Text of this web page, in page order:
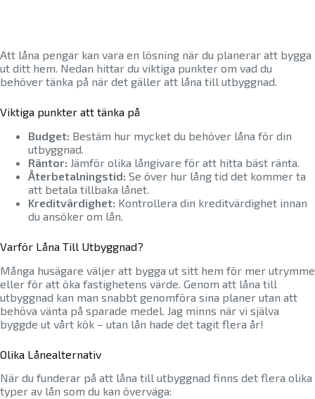
Att låna pengar kan vara en lösning när du planerar att bygga
ut ditt hem. Nedan hittar du viktiga punkter om vad du
behöver tänka på när det gäller att låna till utbyggnad.
Viktiga punkter att tänka på
Budget: Bestäm hur mycket du behöver låna för din
utbyggnad.
Räntor: Jämför olika långivare för att hitta bäst ränta.
Återbetalningstid: Se över hur lång tid det kommer ta
att betala tillbaka lånet.
Kreditvärdighet: Kontrollera din kreditvärdighet innan
du ansöker om lån.
Varför Låna Till Utbyggnad?
Många husägare väljer att bygga ut sitt hem för mer utrymme
eller för att öka fastighetens värde. Genom att låna till
utbyggnad kan man snabbt genomföra sina planer utan att
behöva vänta på sparade medel. Jag minns när vi själva
byggde ut vårt kök – utan lån hade det tagit flera år!
Olika Lånealternativ
När du funderar på att låna till utbyggnad finns det flera olika
typer av lån som du kan överväga: